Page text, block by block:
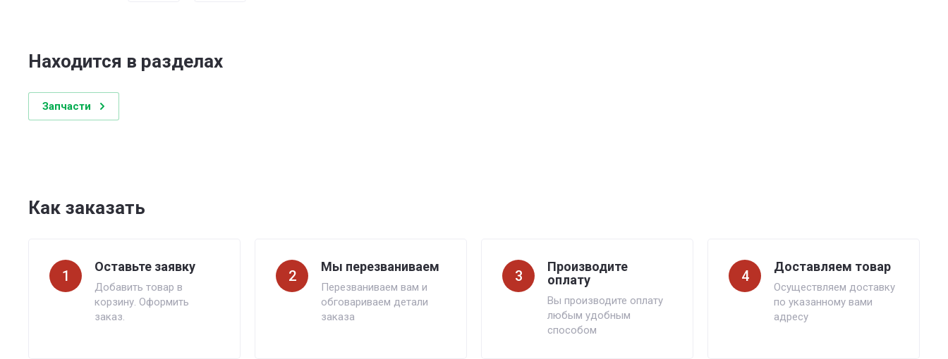
Находится в разделах
Запчасти
Как заказать
1
Оставьте заявку
Добавить товар в
корзину. Оформить
заказ.
2
Мы перезваниваем
Перезваниваем вам и
обговариваем детали
заказа
3
Производите
оплату
Вы производите оплату
любым удобным
способом
4
Доставляем товар
Осуществляем доставку
по указанному вами
адресу